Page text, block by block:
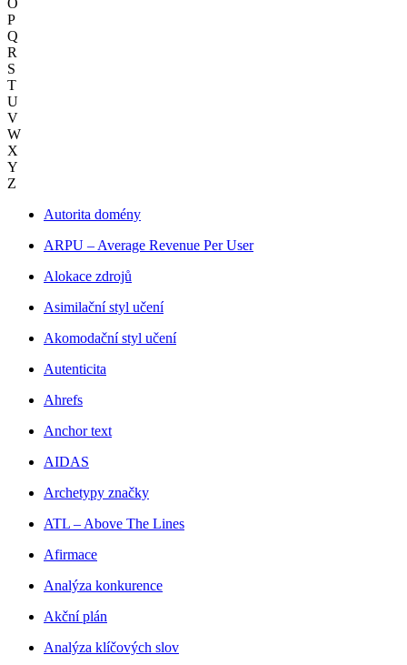
O
P
Q
R
S
T
U
V
W
X
Y
Z
Autorita domény
ARPU – Average Revenue Per User
Alokace zdrojů
Asimilační styl učení
Akomodační styl učení
Autenticita
Ahrefs
Anchor text
AIDAS
Archetypy značky
ATL – Above The Lines
Afirmace
Analýza konkurence
Akční plán
Analýza klíčových slov